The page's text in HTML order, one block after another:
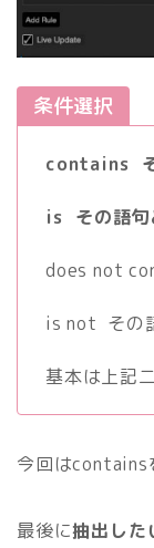
条件選択
contains そ
is その語句
does not
is not その
基本は上記
今回はcontains
最後に抽出した